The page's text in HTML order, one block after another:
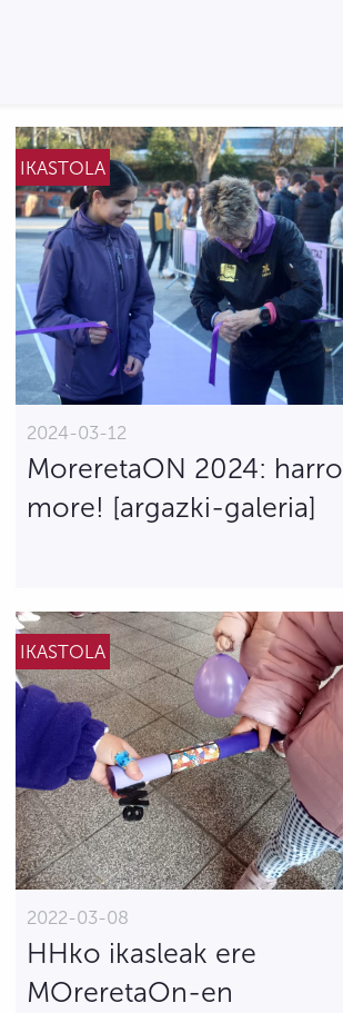
IKASTOLA
2024-03-12
MoreretaON 2024: harro
more! [argazki-galeria]
IKASTOLA
2022-03-08
HHko ikasleak ere
MOreretaOn-en